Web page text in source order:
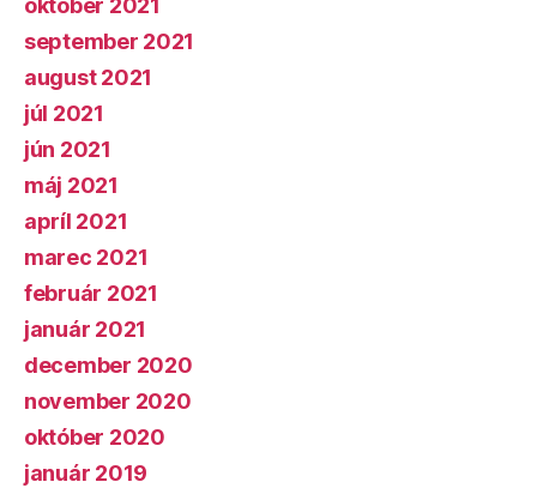
september 2021
august 2021
júl 2021
jún 2021
máj 2021
apríl 2021
marec 2021
február 2021
január 2021
december 2020
november 2020
október 2020
január 2019